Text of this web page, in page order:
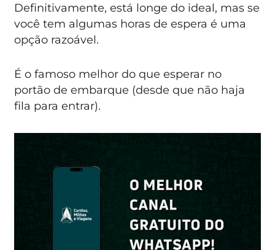
Definitivamente, está longe do ideal, mas se
você tem algumas horas de espera é uma
opção razoável.
É o famoso melhor do que esperar no
portão de embarque (desde que não haja
fila para entrar).